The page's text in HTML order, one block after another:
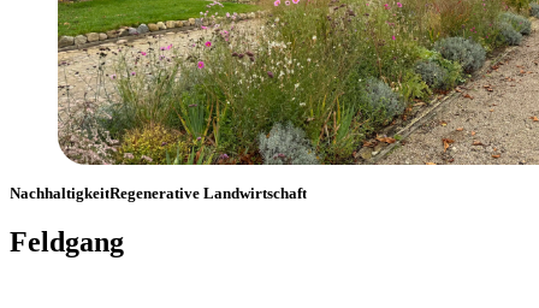
NachhaltigkeitRegenerative Landwirtschaft
Feldgang